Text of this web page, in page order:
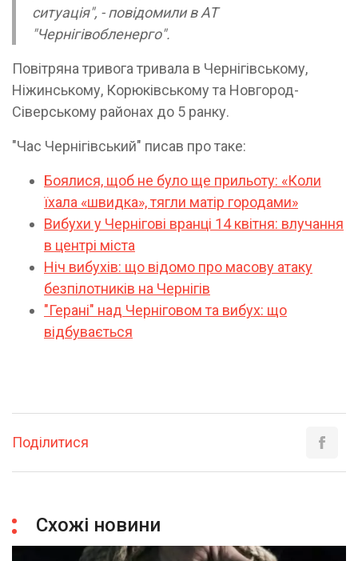
ситуація", - повідомили в АТ
"Чернігівобленерго".
Повітряна тривога тривала в Чернігівському,
Ніжинському, Корюківському та Новгород-
Сіверському районах до 5 ранку.
"Час Чернігівський" писав про таке:
Боялися, щоб не було ще прильоту: «Коли
їхала «швидка», тягли матір городами»
Вибухи у Чернігові вранці 14 квітня: влучання
в центрі міста
Ніч вибухів: що відомо про масову атаку
безпілотників на Чернігів
"Герані" над Черніговом та вибух: що
відбувається
Поділитися
Схожі новини